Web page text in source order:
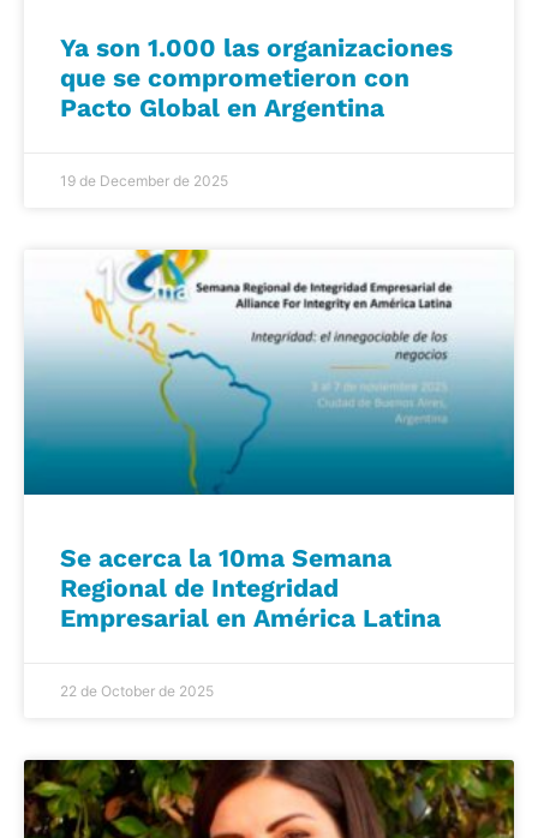
Ya son 1.000 las organizaciones
que se comprometieron con
Pacto Global en Argentina
19 de December de 2025
Se acerca la 10ma Semana
Regional de Integridad
Empresarial en América Latina
22 de October de 2025